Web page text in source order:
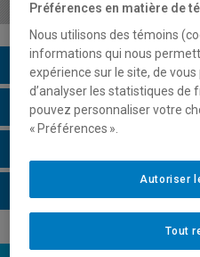
Description du cours
Horaire - Été 2026
Préférences en matière de
Nous utilisons des témoins
informations qui nous
expérience sur le site, de
d’analyser les statistiques de
pouvez personnaliser votre
« Préférences ».
Tout
Autoriser